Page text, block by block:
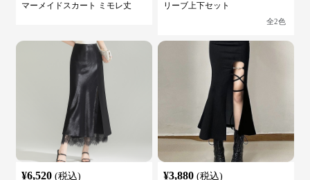
マーメイドスカート ミモレ丈
リーブ上下セット
全2色
¥6,520 (税込) ¥3,880 (税込)